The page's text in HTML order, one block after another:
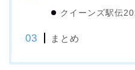
クイーンズ駅伝
まとめ